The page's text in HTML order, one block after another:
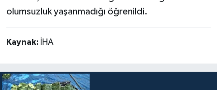
olumsuzluk yaşanmadığı öğrenildi.
Kaynak: İHA